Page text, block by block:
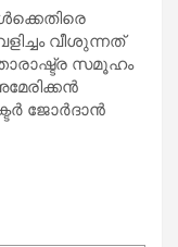
വീശുന്നത്
സമൂഹം
ജോർദാൻ